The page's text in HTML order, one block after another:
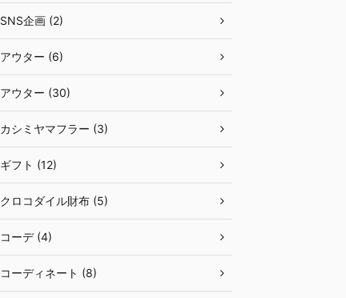
SNS企画 (2)
アウター (6)
アウター (30)
カシミヤマフラー (3)
ギフト (12)
クロコダイル財布 (5)
コーデ (4)
コーディネート (8)